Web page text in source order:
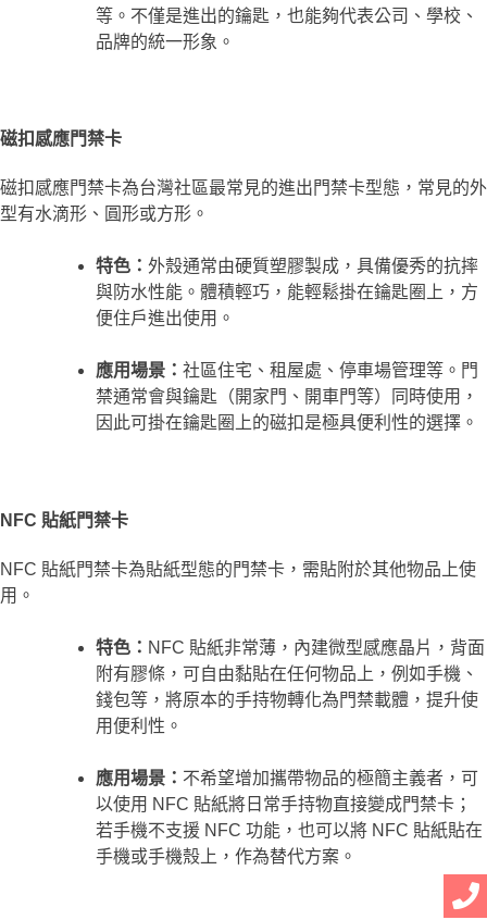
等。不僅是進出的鑰匙，也能夠代表公司、學校、
品牌的統一形象。
磁扣感應門禁卡
磁扣感應門禁卡為台灣社區最常見的進出門禁卡型態，常見的外
型有水滴形、圓形或方形。
特色： 外殼通常由硬質塑膠製成，具備優秀的抗摔
與防水性能。體積輕巧，能輕鬆掛在鑰匙圈上，方
便住戶進出使用。
應用場景： 社區住宅、租屋處、停車場管理等。門
禁通常會與鑰匙（開家門、開車門等）同時使用，
因此可掛在鑰匙圈上的磁扣是極具便利性的選擇。
NFC 貼紙門禁卡
NFC 貼紙門禁卡為貼紙型態的門禁卡，需貼附於其他物品上使
用。
特色： NFC 貼紙非常薄，內建微型感應晶片，背面
附有膠條，可自由黏貼在任何物品上，例如手機、
錢包等，將原本的手持物轉化為門禁載體，提升使
用便利性。
應用場景： 不希望增加攜帶物品的極簡主義者，可
以使用 NFC 貼紙將日常手持物直接變成門禁卡；
若手機不支援 NFC 功能，也可以將 NFC 貼紙貼在
手機或手機殼上，作為替代方案。